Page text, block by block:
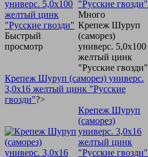
Быстрый
просмотр
"Русские гвозди"
Много
Крепеж Шуруп
(саморез)
универс. 5,0х100
желтый цинк
"Русские гвозди"
Крепеж Шуруп (саморез) универс.
3,0х16 желтый цинк "Русские
гвозди"?>
Крепеж Шуруп
(саморез)
универс. 3,0х16
желтый цинк
"Русские гвозди"